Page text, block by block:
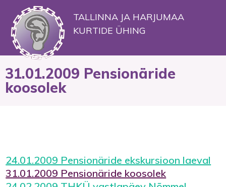
TALLINNA JA HARJUMAA
KURTIDE ÜHING
31.01.2009 Pensionäride
koosolek
24.01.2009 Pensionäride ekskursioon laeval
31.01.2009 Pensionäride koosolek